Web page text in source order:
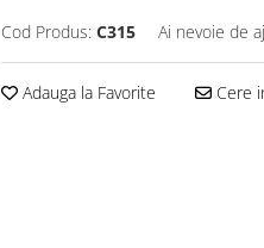
Cod Produs: C315 Ai nevoie de
Adauga la Favorite Cere